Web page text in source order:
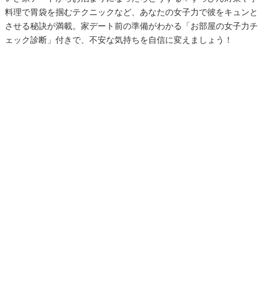
料理で胃袋を掴むテクニックなど、あなたの女子力で彼をキュンと
させる秘訣が満載。家デート前の準備がわかる「お部屋の女子力チ
ェック診断」付きで、不安な気持ちを自信に変えましょう！